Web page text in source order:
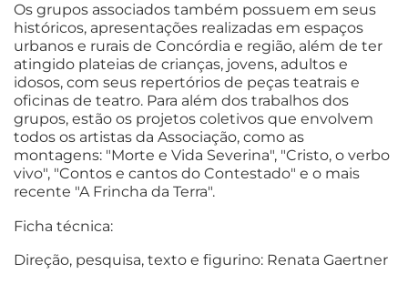
Os grupos associados também possuem em seus
históricos, apresentações realizadas em espaços
urbanos e rurais de Concórdia e região, além de ter
atingido plateias de crianças, jovens, adultos e
idosos, com seus repertórios de peças teatrais e
oficinas de teatro. Para além dos trabalhos dos
grupos, estão os projetos coletivos que envolvem
todos os artistas da Associação, como as
montagens: "Morte e Vida Severina", "Cristo, o verbo
vivo", "Contos e cantos do Contestado" e o mais
recente "A Frincha da Terra".
Ficha técnica:
Direção, pesquisa, texto e figurino: Renata Gaertner